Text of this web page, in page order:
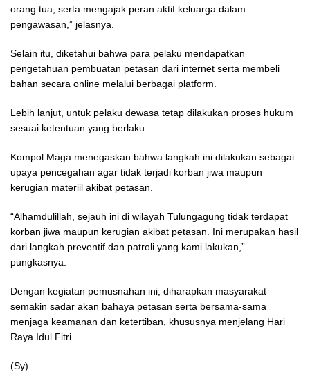
orang tua, serta mengajak peran aktif keluarga dalam
pengawasan,” jelasnya.
Selain itu, diketahui bahwa para pelaku mendapatkan
pengetahuan pembuatan petasan dari internet serta membeli
bahan secara online melalui berbagai platform.
Lebih lanjut, untuk pelaku dewasa tetap dilakukan proses hukum
sesuai ketentuan yang berlaku.
Kompol Maga menegaskan bahwa langkah ini dilakukan sebagai
upaya pencegahan agar tidak terjadi korban jiwa maupun
kerugian materiil akibat petasan.
“Alhamdulillah, sejauh ini di wilayah Tulungagung tidak terdapat
korban jiwa maupun kerugian akibat petasan. Ini merupakan hasil
dari langkah preventif dan patroli yang kami lakukan,”
pungkasnya.
Dengan kegiatan pemusnahan ini, diharapkan masyarakat
semakin sadar akan bahaya petasan serta bersama-sama
menjaga keamanan dan ketertiban, khususnya menjelang Hari
Raya Idul Fitri.
(Sy)